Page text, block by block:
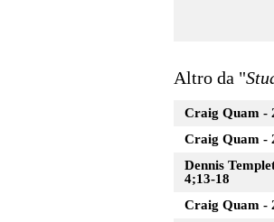
Altro da "
Craig Quam -
Craig Quam -
Dennis
4;13-18
Craig Quam -